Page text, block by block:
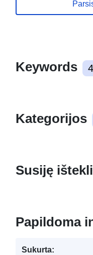
Keywords 4
Kategorijos
Susiję
Papildoma
Sukurta: